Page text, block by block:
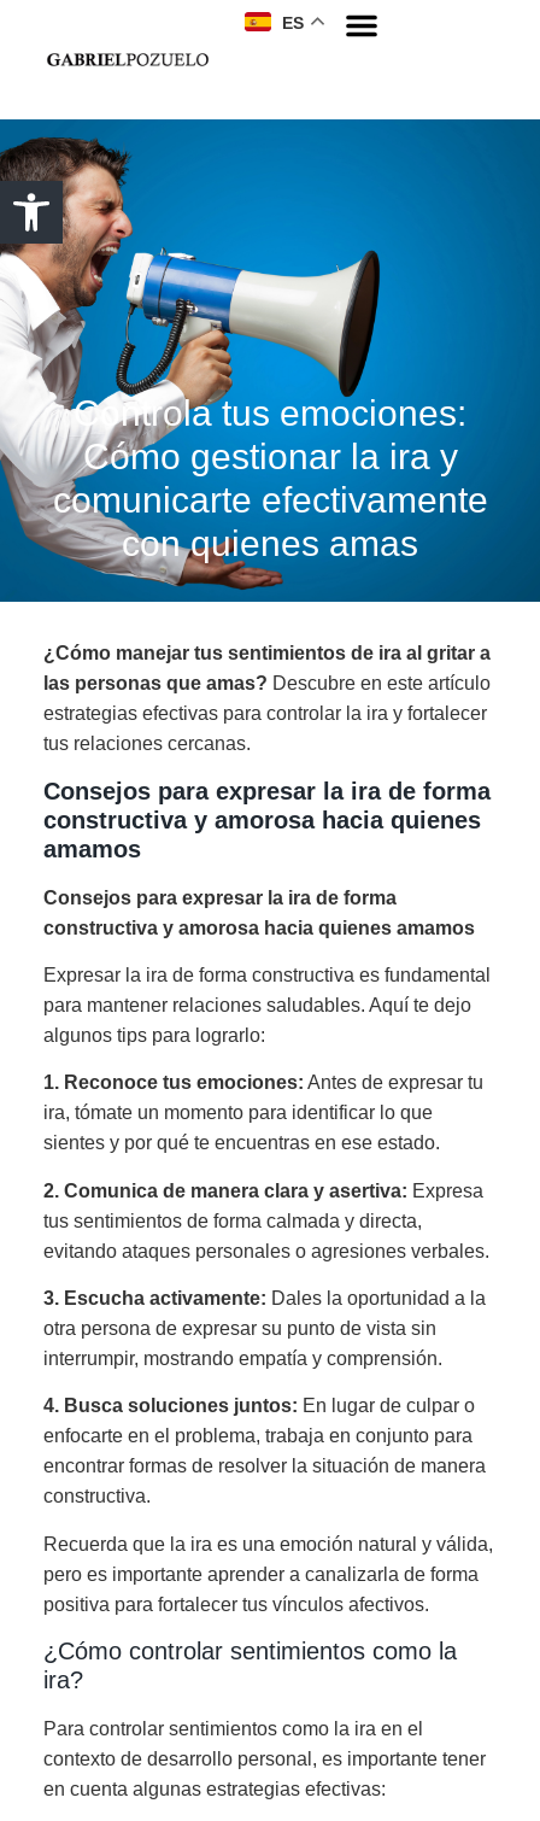
ES
Controla tus emociones:
Cómo gestionar la ira y
comunicarte efectivamente
con quienes amas
¿Cómo manejar tus sentimientos de ira al gritar a
las personas que amas? Descubre en este artículo
estrategias efectivas para controlar la ira y fortalecer
tus relaciones cercanas.
Consejos para expresar la ira de forma
constructiva y amorosa hacia quienes
amamos
Consejos para expresar la ira de forma
constructiva y amorosa hacia quienes amamos
Expresar la ira de forma constructiva es fundamental
para mantener relaciones saludables. Aquí te dejo
algunos tips para lograrlo:
1. Reconoce tus emociones: Antes de expresar tu
ira, tómate un momento para identificar lo que
sientes y por qué te encuentras en ese estado.
2. Comunica de manera clara y asertiva: Expresa
tus sentimientos de forma calmada y directa,
evitando ataques personales o agresiones verbales.
3. Escucha activamente: Dales la oportunidad a la
otra persona de expresar su punto de vista sin
interrumpir, mostrando empatía y comprensión.
4. Busca soluciones juntos: En lugar de culpar o
enfocarte en el problema, trabaja en conjunto para
encontrar formas de resolver la situación de manera
constructiva.
Recuerda que la ira es una emoción natural y válida,
pero es importante aprender a canalizarla de forma
positiva para fortalecer tus vínculos afectivos.
¿Cómo controlar sentimientos como la
ira?
Para controlar sentimientos como la ira en el
contexto de desarrollo personal, es importante tener
en cuenta algunas estrategias efectivas: